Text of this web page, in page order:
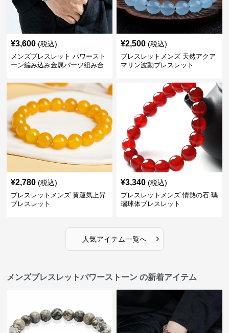
¥3,600 (税込)
メンズブレスレット パワースト
ーン編み込み金属パーツ組み合
¥2,500 (税込)
ブレスレットメンズ 天然アクア
マリン波動ブレスレット
¥2,780 (税込)
ブレスレットメンズ 黄運気上昇
ブレスレット
¥3,340 (税込)
ブレスレットメンズ 情熱の石 瑪
瑙球体ブレスレット
人気アイテム一覧へ ›
メンズブレスレットパワーストーン の新着アイテム